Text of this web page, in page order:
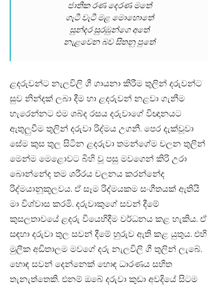
ජාතික රණ දෙරණ මතේ
ගැටී වැටී මළ මොහොතේ
සුන්දර සුරඹුන්ගෙ අතේ
නැළවෙන බව සිතනු පුතේ
ළදරුවන්ට නැලවිලි ගී ගායනා කිරීම තුලින් දරුවන්ට
සුව නින්දක් ලබා දීම හා ළදරුවන් නළවා ගැනීම
හැරෙන්නට එම ශබ්ද රසය දරුවාගේ විඥානයට
ඇතුලුවීම තුලින් දරුවා රිද්මය උගනී. පෙර දැක්වූවා
සේම කුස තුල සිටින ළදරුවා තමන්ගේම චලන තුලින්
මෙන්ම මෙළොවට බිහි වූ පසු මවගෙන් කිරි උරා
බොන්නේද තම ශරීරය චලනය කරන්නේද
රිද්මයානූකූලවය. ඒ සෑම රිද්මයකම සංගීතයක් ඇතියි
මා විශ්වාස කරමි. දරුවාකුගේ සවන් දීමේ
කුසලතාවයේ ළදරු වියෙහිදීම වර්ධනය කළ හැකිය. ඒ
සඳහා දරුවා තුල සවන් දීමේ හුරුව ඇති කළ යුතුය. එහි
මුලීක අඩිතාලම මවගේ දරු නැලවිලි ගී තුලින් ලැබේ.
හොඳ සවන් දෙන්නෙක් හොඳ ධාරණය සහිත
තැනැත්තෙකි. එනම් ඔබේ දරුවා කුඩා අවදියේ සිටම